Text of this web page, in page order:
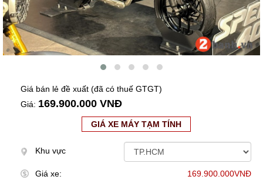
Giá bán lẻ đề xuất (đã có thuế GTGT)
Giá: 169.900.000 VNĐ
GIÁ XE MÁY TẠM TÍNH
Khu vực
Giá xe:
169.900.000VNĐ